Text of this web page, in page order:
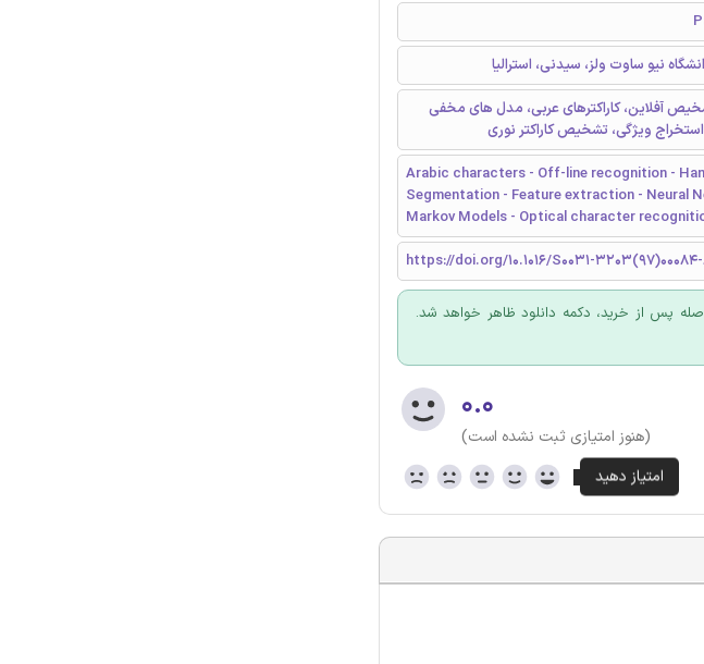
نیو ساوت ولز، سیدنی، استرالیا
آفلاین، کاراکترهای عربی، مدل های مخفی
Arabic characters - Off-line recognition -
Segmentation - Feature extraction - Neural
Markov Models - Optical character
https://doi.org/10.1016/S0031-
پس از خرید، دکمه دانلود ظاهر خواهد شد.
۰.۰
(هنوز امتیازی ثبت نشده است)